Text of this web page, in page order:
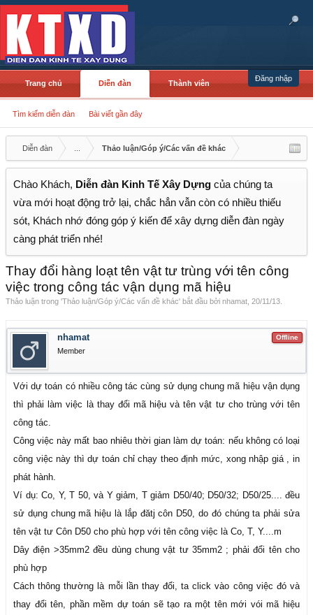
Đăng nhập
Trang chủ Diễn đàn
Tìm kiếm diễn đàn Bài viết gần đây
Thành viên
Diễn đàn Thảo luận/Góp ý/Các vấn đề khác
Chào Khách, Diễn đàn Kinh Tế Xây Dựng của chúng ta
vừa mới hoạt động trở lại, chắc hẳn vẫn còn có nhiều thiếu
sót, Khách nhớ đóng góp ý kiến để xây dựng diễn đàn ngày
càng phát triển nhé!
Thay đổi hàng loạt tên vật tư trùng với tên công
việc trong công tác vận dụng mã hiệu
Thảo luận trong 'Thảo luận/Góp ý/Các vấn đề khác' bắt đầu bởi nhamat 20/11/13
Offline
nhamat
Member
Với dự toán có nhiều công tác cùng sử dụng chung mã hiệu vận dụng
thì phải làm việc là thay đổi mã hiệu và tên vật tư cho trùng với tên
công tác.
Công việc này mất bao nhiêu thời gian làm dự toán: nếu không có loại
công việc này thì dự toán chỉ chạy theo định mức, xong nhập giá , in
phát hành.
Ví dụ: Co, Y, T 50, và Y giảm, T giảm D50/40; D50/32; D50/25.... đều
sử dụng chung mã hiệu là lắp đătj côn D50, do đó chúng ta phải sửa
tên vật tư Côn D50 cho phù hợp với tên công việc là Co, T, Y....m
Dây điện >35mm2 đều dùng chung vật tư 35mm2 ; phải đổi tên cho
phù hợp
Cách thông thường là mỗi lần thay đổi, ta click vào công việc đó và
thay đổi tên, phần mềm dự toán sẽ tạo ra một tên mới vói mã hiệu